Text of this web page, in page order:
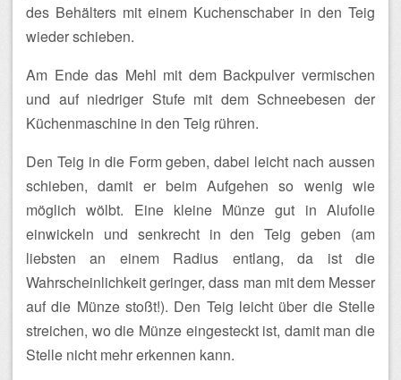
des Behälters mit einem Kuchenschaber in den Teig
wieder schieben.
Am Ende das Mehl mit dem Backpulver vermischen
und auf niedriger Stufe mit dem Schneebesen der
Küchenmaschine in den Teig rühren.
Den Teig in die Form geben, dabei leicht nach aussen
schieben, damit er beim Aufgehen so wenig wie
möglich wölbt. Eine kleine Münze gut in Alufolie
einwickeln und senkrecht in den Teig geben (am
liebsten an einem Radius entlang, da ist die
Wahrscheinlichkeit geringer, dass man mit dem Messer
auf die Münze stoßt!). Den Teig leicht über die Stelle
streichen, wo die Münze eingesteckt ist, damit man die
Stelle nicht mehr erkennen kann.